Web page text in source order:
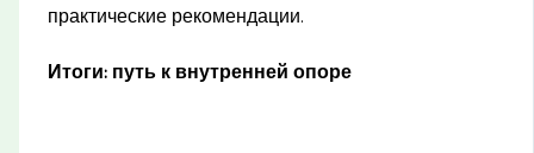
практические рекомендации.
Итоги: путь к внутренней опоре